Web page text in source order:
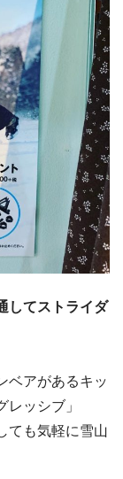
してストライダ
ベアがあるキッ
ッシブ」
ても気軽に雪山